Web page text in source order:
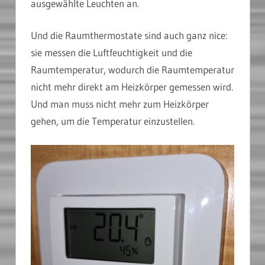
ausgewählte Leuchten an.
Und die Raumthermostate sind auch ganz nice:
sie messen die Luftfeuchtigkeit und die
Raumtemperatur, wodurch die Raumtemperatur
nicht mehr direkt am Heizkörper gemessen wird.
Und man muss nicht mehr zum Heizkörper
gehen, um die Temperatur einzustellen.